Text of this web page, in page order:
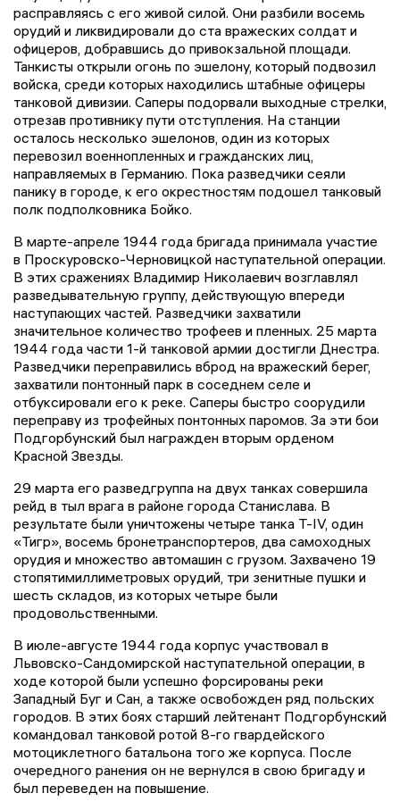
расправляясь с его живой силой. Они разбили восемь
орудий и ликвидировали до ста вражеских солдат и
офицеров, добравшись до привокзальной площади.
Танкисты открыли огонь по эшелону, который подвозил
войска, среди которых находились штабные офицеры
танковой дивизии. Саперы подорвали выходные стрелки,
отрезав противнику пути отступления. На станции
осталось несколько эшелонов, один из которых
перевозил военнопленных и гражданских лиц,
направляемых в Германию. Пока разведчики сеяли
панику в городе, к его окрестностям подошел танковый
полк подполковника Бойко.
В марте-апреле 1944 года бригада принимала участие
в Проскуровско-Черновицкой наступательной операции.
В этих сражениях Владимир Николаевич возглавлял
разведывательную группу, действующую впереди
наступающих частей. Разведчики захватили
значительное количество трофеев и пленных. 25 марта
1944 года части 1-й танковой армии достигли Днестра.
Разведчики переправились вброд на вражеский берег,
захватили понтонный парк в соседнем селе и
отбуксировали его к реке. Саперы быстро соорудили
переправу из трофейных понтонных паромов. За эти бои
Подгорбунский был награжден вторым орденом
Красной Звезды.
29 марта его разведгруппа на двух танках совершила
рейд в тыл врага в районе города Станислава. В
результате были уничтожены четыре танка Т-IV, один
«Тигр», восемь бронетранспортеров, два самоходных
орудия и множество автомашин с грузом. Захвачено 19
стопятимиллиметровых орудий, три зенитные пушки и
шесть складов, из которых четыре были
продовольственными.
В июле-августе 1944 года корпус участвовал в
Львовско-Сандомирской наступательной операции, в
ходе которой были успешно форсированы реки
Западный Буг и Сан, а также освобожден ряд польских
городов. В этих боях старший лейтенант Подгорбунский
командовал танковой ротой 8-го гвардейского
мотоциклетного батальона того же корпуса. После
очередного ранения он не вернулся в свою бригаду и
был переведен на повышение.